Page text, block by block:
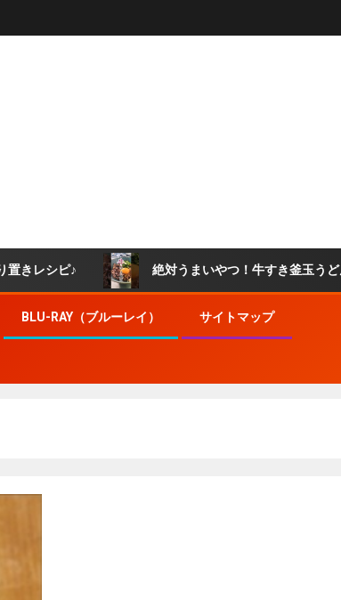
絶対うまいやつ！牛すき釜玉うどん🐣 #簡単
BLU-RAY（ブルーレイ） サイトマップ